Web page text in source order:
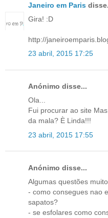
Janeiro em Paris
Gira! :D
http://
23 abril, 2015 17:25
Anónimo disse...
Ola...
Fui procurar ao site
da mala? È Linda!!!
23 abril, 2015 17:55
Anónimo disse...
Algumas questões
- como consegues nao
sapatos?
- se esfolares como